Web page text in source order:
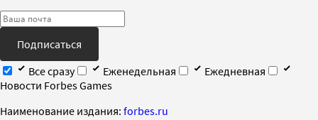
Подписаться
Все сразу
Еженедельная
Ежедневная
Новости Forbes Games
Наименование издания: forbes.ru